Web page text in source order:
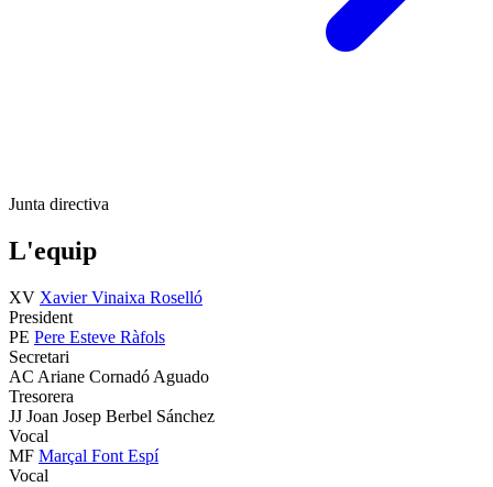
Junta directiva
L'equip
XV Xavier Vinaixa Roselló
President
PE Pere Esteve Ràfols
Secretari
AC Ariane Cornadó Aguado
Tresorera
JJ Joan Josep Berbel Sánchez
Vocal
MF Marçal Font Espí
Vocal